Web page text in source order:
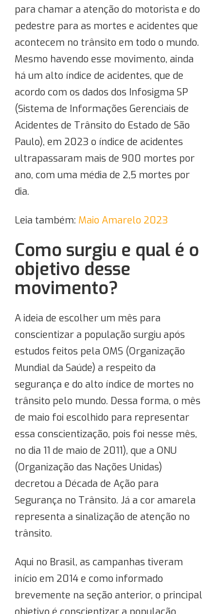
para chamar a atenção do motorista e do
pedestre para as mortes e acidentes que
acontecem no trânsito em todo o mundo.
Mesmo havendo esse movimento, ainda
há um alto índice de acidentes, que de
acordo com os dados dos Infosigma SP
(Sistema de Informações Gerenciais de
Acidentes de Trânsito do Estado de São
Paulo), em 2023 o índice de acidentes
ultrapassaram mais de 900 mortes por
ano, com uma média de 2,5 mortes por
dia.
Leia também: Maio Amarelo 2023
Como surgiu e qual é o
objetivo desse
movimento?
A ideia de escolher um mês para
conscientizar a população surgiu após
estudos feitos pela OMS (Organização
Mundial da Saúde) a respeito da
segurança e do alto índice de mortes no
trânsito pelo mundo. Dessa forma, o mês
de maio foi escolhido para representar
essa conscientização, pois foi nesse mês,
no dia 11 de maio de 2011), que a ONU
(Organização das Nações Unidas)
decretou a Década de Ação para
Segurança no Trânsito. Já a cor amarela
representa a sinalização de atenção no
trânsito.
Aqui no Brasil, as campanhas tiveram
início em 2014 e como informado
brevemente na seção anterior, o principal